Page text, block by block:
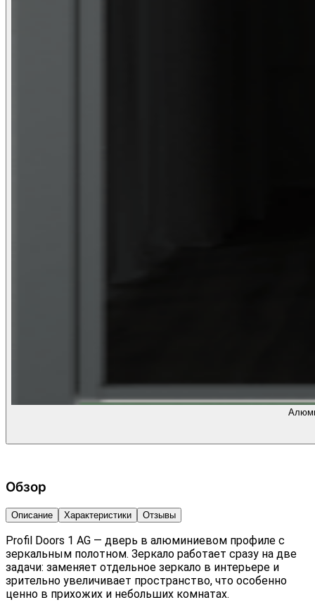
Обзор
Описание Характеристики Отзывы
Profil Doors 1 AG — дверь в алюминиевом профиле с
зеркальным полотном. Зеркало работает сразу на две
задачи: заменяет отдельное зеркало в интерьере и
зрительно увеличивает пространство, что особенно
ценно в прихожих и небольших комнатах.